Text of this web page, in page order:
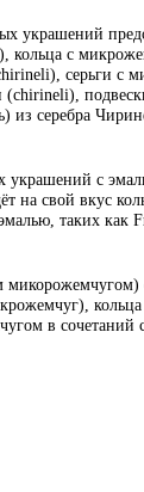
кольца с
серьги с
(chirineli),
из серебра
украшений с
свой вкус
таких
в сочетаний